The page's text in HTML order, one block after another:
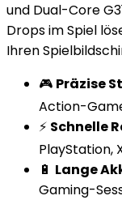
und Dual-Core
Drops im Spiel
Ihren
🎮 Präzise
Action-
⚡ Schnelle
PlayStation,
🔋 Lange
Gaming-